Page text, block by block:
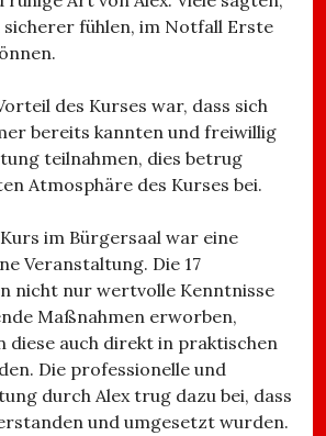
sicherer fühlen, im Notfall Erste
des Kurses war, dass sich
bereits kannten und freiwillig
teilnahmen, dies betrug
Atmosphäre des Kurses bei.
im Bürgersaal war eine
Veranstaltung. Die 17
nicht nur wertvolle Kenntnisse
Maßnahmen erworben,
diese auch direkt in praktischen
Die professionelle und
durch Alex trug dazu bei, dass
und umgesetzt wurden.